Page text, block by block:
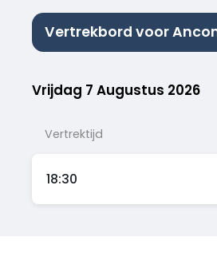
Vertrekbord voor
Vrijdag 7 Augustus 2026
Vertrektijd
18:30